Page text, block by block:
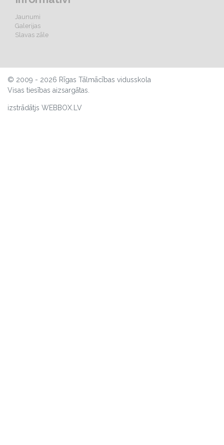
Jaunumi
Galerijas
Slavas zāle
© 2009 - 2026 Rīgas Tālmācības vidusskola
Visas tiesības aizsargātas.
izstrādātjs WEBBOX.LV